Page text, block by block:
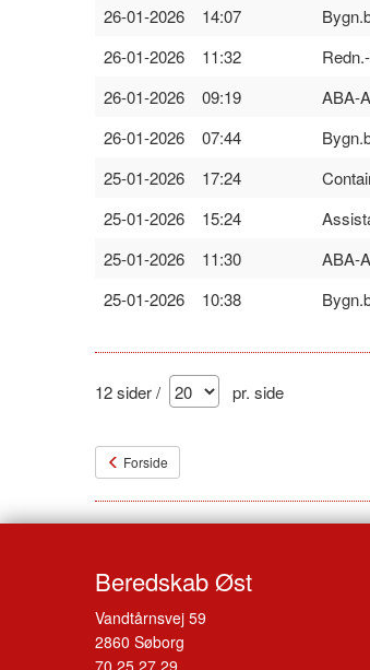
26-01-2026 14:07
26-01-2026 11:32
26-01-2026 09:19
ABA-
26-01-2026 07:44
25-01-2026 17:24
25-01-2026 15:24
25-01-2026 11:30
ABA-
25-01-2026 10:38
12 sider / pr. side
Forside
Beredskab Øst
Vandtårnsvej 59
2860 Søborg
70 25 27 29